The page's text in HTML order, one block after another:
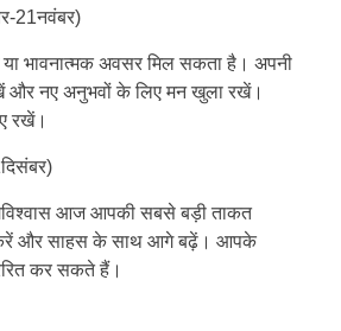
21नवंबर)
भावनात्मक अवसर मिल सकता है। अपनी
और नए अनुभवों के लिए मन खुला रखें।
रखें।
आज आपकी सबसे बड़ी ताकत
और साहस के साथ आगे बढ़ें। आपके
कर सकते हैं।